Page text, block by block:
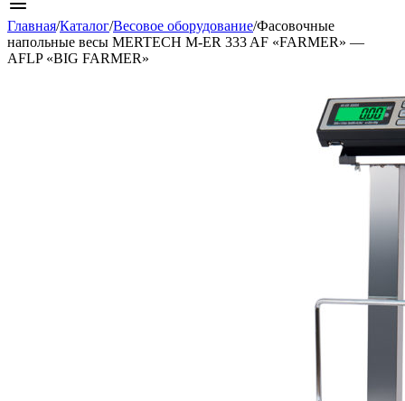
Главная/Каталог/Весовое оборудование/Фасовочные
напольные весы MERTECH M-ER 333 AF «FARMER» —
AFLP «BIG FARMER»